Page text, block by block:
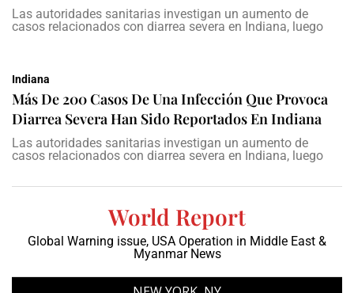
Las autoridades sanitarias investigan un aumento de
casos relacionados con diarrea severa en Indiana, luego
Indiana
Más De 200 Casos De Una Infección Que Provoca
Diarrea Severa Han Sido Reportados En Indiana
Las autoridades sanitarias investigan un aumento de
casos relacionados con diarrea severa en Indiana, luego
World Report
Global Warning issue, USA Operation in Middle East &
Myanmar News